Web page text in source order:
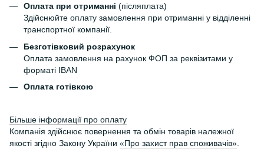
Оплата при отриманні (післяплата)
Здійснюйте оплату замовлення при отриманні у відділенні
транспортної компанії.
Безготівковий розрахунок
Оплата замовлення на рахунок ФОП за реквізитами у
форматі IBAN
Оплата готівкою
Більше інформації про оплату
Компанія здійснює повернення та обмін товарів належної
якості згідно Закону України «Про захист прав споживачів»